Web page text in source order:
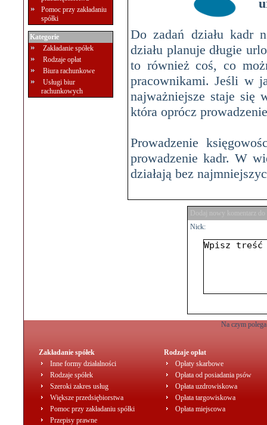
Pomoc przy zakładaniu
spółki
Kategorie
Zakładanie spółek
Rodzaje opłat
Biura rachunkowe
Usługi biur
rachunkowych
Do zadań działu kadr
działu planuje długie
to również coś, co
pracownikami. Jeśli w
najważniejsze staje się
która oprócz
Prowadzenie
prowadzenie kadr. W
działają bez
Dodaj nowy komentarz
Nick:
Na czym
Zakładanie spółek
Inne formy działalności
Rodzaje spółek
Szeroki zakres usług
Większe przedsiębiorstwa
Pomoc przy zakładaniu spółki
Przepisy prawne
Rodzaje opłat
Opłaty skarbowe
Opłata od posiadania psów
Opłata uzdrowiskowa
Opłata targowiskowa
Opłata miejscowa